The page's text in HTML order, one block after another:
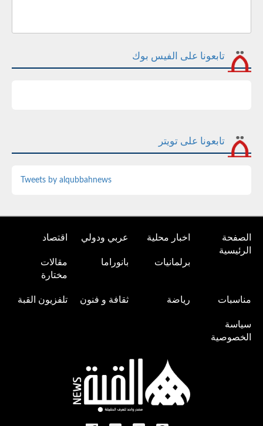
تابعونا على الفيس بوك
تابعونا على تويتر
Tweets by alqubbahnews
الصفحة
الرئيسية
اخبار محلية عربي ودولي اقتصاد
برلمانيات بانوراما
مقالات
مختارة
مناسبات رياضة ثقافة و فنون تلفزيون القبة
سياسة
الخصوصية